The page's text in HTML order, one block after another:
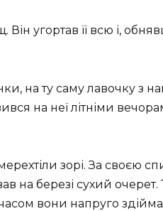
угортав її всю і,
на ту саму лавочку з
на неї літніми
зорі. За своєю
на березі сухий очерет.
вони напруго